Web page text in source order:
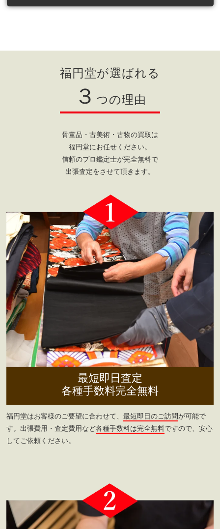
福円堂が選ばれる
３ つの理由
骨董品・古美術・古物の買取は
福円堂にお任せください。
信頼のプロ鑑定士が完全無料で
出張査定をさせて頂きます。
最短即日査定
各種手数料完全無料
福円堂はお客様のご要望に合わせて、最短即日のご訪問が可能で
す。出張費用・査定費用など各種手数料は完全無料ですので、安心
してご依頼ください。